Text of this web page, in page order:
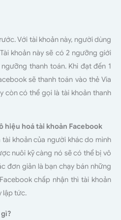
Với tài khoản này, người dùng
khoản này sẽ có 2 ngưỡng giới
thanh toán. Khi đạt đến 1
sẽ thanh toán vào thẻ Via
còn có thể gọi là tài khoản thanh
hiệu hoá tài khoản Facebook
tài khoản của người khác do mình
nuôi kỹ càng nó sẽ có thể bị vô
đơn giản là bạn chạy bán những
chấp nhận thì tài khoản
lập tức.